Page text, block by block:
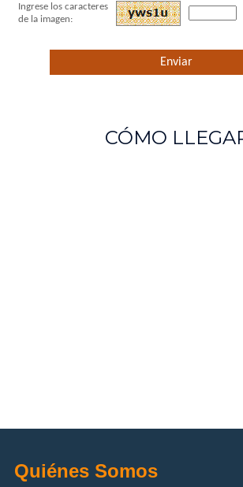
Ingrese los caracteres
de la imagen:
CÓMO
Quiénes Somos